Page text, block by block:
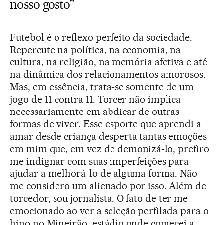
nosso gosto”
Futebol é o reflexo perfeito da sociedade.
Repercute na política, na economia, na
cultura, na religião, na memória afetiva e até
na dinâmica dos relacionamentos amorosos.
Mas, em essência, trata-se somente de um
jogo de 11 contra 11. Torcer não implica
necessariamente em abdicar de outras
formas de viver. Esse esporte que aprendi a
amar desde criança desperta tantas emoções
em mim que, em vez de demonizá-lo, prefiro
me indignar com suas imperfeições para
ajudar a melhorá-lo de alguma forma. Não
me considero um alienado por isso. Além de
torcedor, sou jornalista. O fato de ter me
emocionado ao ver a seleção perfilada para o